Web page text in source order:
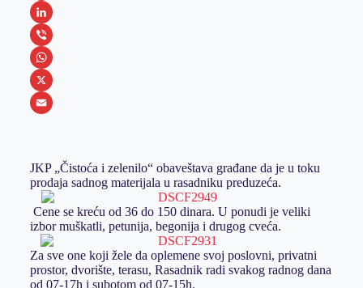
a
c
e
b
o
M
e
s
s
e
e
r
L
i
n
k
I
n
V
i
b
W
h
s
A
p
X
a
i
JKP „Čistoća i zelenilo“ obaveštava građane da je u toku
prodaja sadnog materijala u rasadniku preduzeća.
Cene se kreću od 36 do 150 dinara. U ponudi je veliki
izbor muškatli, petunija, begonija i drugog cveća.
Za sve one koji žele da oplemene svoj poslovni, privatni
prostor, dvorište, terasu, Rasadnik radi svakog radnog dana
od 07-17h i subotom od 07-15h.